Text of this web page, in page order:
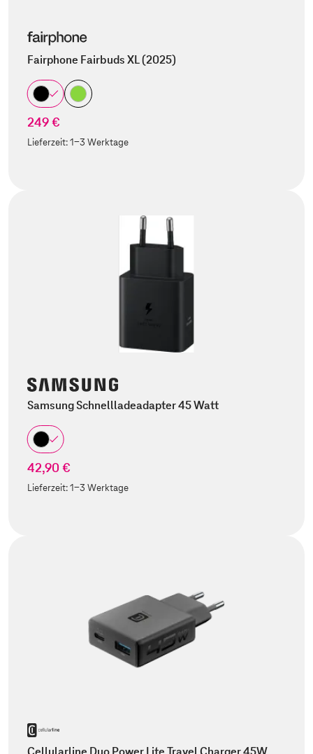
Fairphone Fairbuds XL (2025)
249 €
Lieferzeit:1-3 Werktage
Samsung Schnellladeadapter 45 Watt
42,90 €
Lieferzeit:1-3 Werktage